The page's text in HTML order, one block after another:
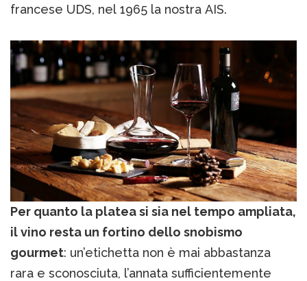
francese UDS, nel 1965 la nostra AIS.
Per quanto la platea si sia nel tempo ampliata,
il vino resta un fortino dello snobismo
gourmet: un’etichetta non è mai abbastanza
rara e sconosciuta, l’annata sufficientemente